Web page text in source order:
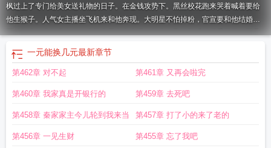
枫过上了专门给美女送礼物的日子。在金钱攻势下。黑丝校花跑来哭着喊着要给
他生猴子。人气女主播坐飞机来和他奔现。大明星不怕掉粉，官宣要和他结婚。
面对如狼似虎的美女们，秦枫表示有点小慌，担心自己细胳膊细腿受不了。而且
如何让一元变成100元 谁还做舔狗啊什么意思
版 谁还做舔狗啊夏婷
何变亿元一元变一万谁还做舔狗啊唐子欣一元可以换多少元
啊何娇娇
一元钱怎么变成100块钱 1元如何变2元一元钱怎样变成一百块钱
变100元一块钱变100元 一块钱变成一千万的故事一元怎么变两元一元变一
步谁还做舔狗啊番茄 谁还做舔狗啊演员1元怎么变成100元
一元能换几元最新章节
第462章 对不起 第461章 又再会啦完
第460章 我家真是开银行的 第459章 去死吧
第458章 秦家家主今儿轮到我来当 第457章 打了小的来了老的
第456章 一见生财 第455章 忘了我吧